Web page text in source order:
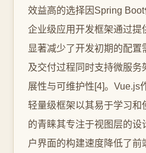
效益高的选择因Spring
企业级应用开发框架通过提
显著减少了开发初期的配置
及交付过程同时支持微服
展性与可维护性[4]。Vue.js
轻量级框架以其易于学习和
的青睐其专注于视图层的设
户界面的构建速度降低了前